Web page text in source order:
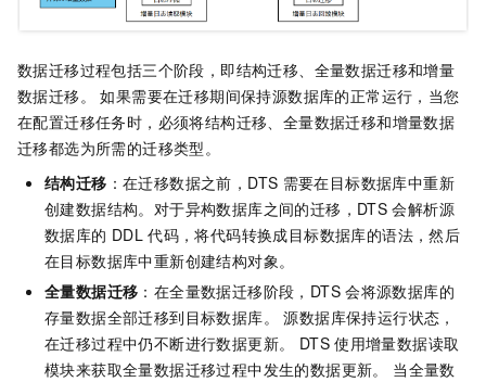
数据迁移过程包括三个阶段，即结构迁移、全量数据迁移和增量
数据迁移。 如果需要在迁移期间保持源数据库的正常运行，当您
在配置迁移任务时，必须将结构迁移、全量数据迁移和增量数据
迁移都选为所需的迁移类型。
结构迁移 ：在迁移数据之前，DTS 需要在目标数据库中重新
创建数据结构。对于异构数据库之间的迁移，DTS 会解析源
数据库的 DDL 代码，将代码转换成目标数据库的语法，然后
在目标数据库中重新创建结构对象。
全量数据迁移 ：在全量数据迁移阶段，DTS 会将源数据库的
存量数据全部迁移到目标数据库。 源数据库保持运行状态，
在迁移过程中仍不断进行数据更新。 DTS 使用增量数据读取
模块来获取全量数据迁移过程中发生的数据更新。 当全量数